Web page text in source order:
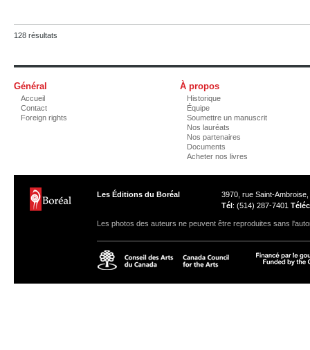
128 résultats
Général
Accueil
Contact
Foreign rights
À propos
Historique
Équipe
Soumettre un manuscrit
Nos lauréats
Nos partenaires
Documents
Acheter nos livres
Les Éditions du Boréal
3970, rue Saint-
Tél : (514) 287-7401 Téléc
Les photos des auteurs ne peuvent être reproduites sans